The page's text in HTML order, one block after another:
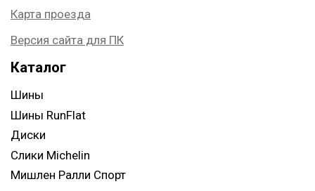
Карта проезда
Версия сайта для ПК
Каталог
Шины
Шины RunFlat
Диски
Слики Michelin
Мишлен Ралли Спорт